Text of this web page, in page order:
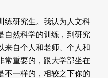
练研究生。我认为人文科
自然科学的训练，到研究
来自个人和老师、个人和
常重要的，跟大学部坐在
不一样的，相较之下你的